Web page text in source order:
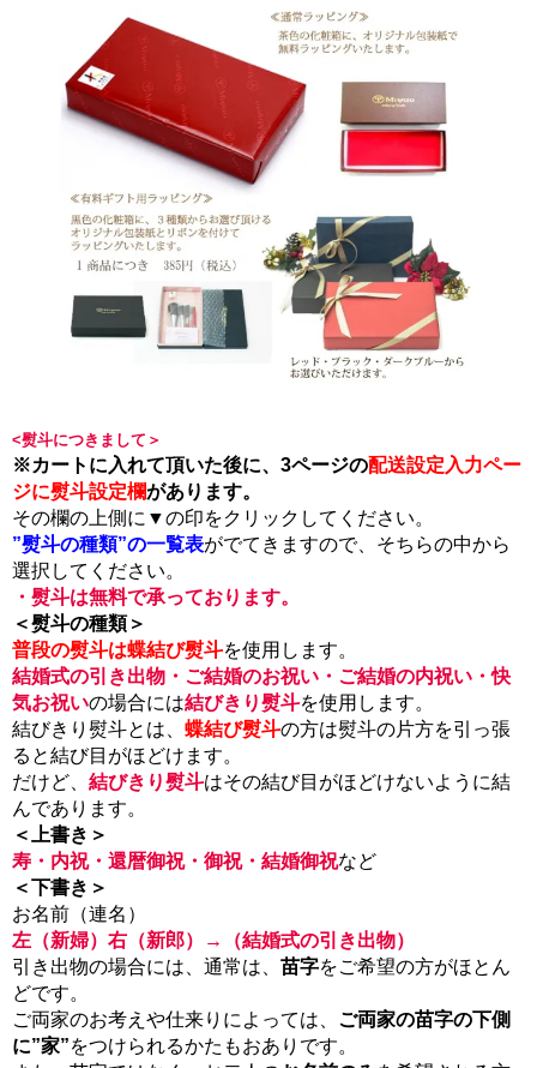
<熨斗につきまして＞
※カートに入れて頂いた後に、3ページの配送設定入力ペー
ジに熨斗設定欄があります。
その欄の上側に▼の印をクリックしてください。
”熨斗の種類”の一覧表がでてきますので、そちらの中から
選択してください。
・熨斗は無料で承っております。
＜熨斗の種類＞
普段の熨斗は蝶結び熨斗を使用します。
結婚式の引き出物・ご結婚のお祝い・ご結婚の内祝い・快
気お祝いの場合には結びきり熨斗を使用します。
結びきり熨斗とは、 蝶結び熨斗の方は熨斗の片方を引っ張
ると結び目がほどけます。
だけど、 結びきり熨斗はその結び目がほどけないように結
んであります。
＜上書き＞
寿・内祝・還暦御祝・御祝・結婚御祝など
＜下書き＞
お名前（連名）
左（新婦）右（新郎）→（結婚式の引き出物）
引き出物の場合には、通常は、 苗字をご希望の方がほとん
どです。
ご両家のお考えや仕来りによっては、 ご両家の苗字の下側
に”家”をつけられるかたもおありです。